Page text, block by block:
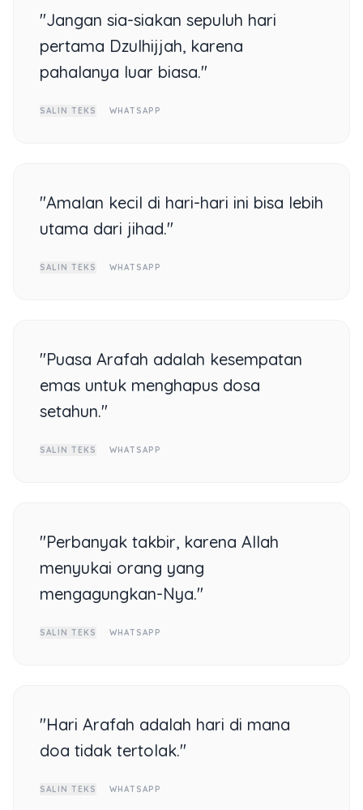
"Jangan sia-siakan sepuluh hari
pertama Dzulhijjah, karena
pahalanya luar biasa."
SALIN TEKS WHATSAPP
"Amalan kecil di hari-hari ini bisa lebih
utama dari jihad."
SALIN TEKS WHATSAPP
"Puasa Arafah adalah kesempatan
emas untuk menghapus dosa
setahun."
SALIN TEKS WHATSAPP
"Perbanyak takbir, karena Allah
menyukai orang yang
mengagungkan-Nya."
SALIN TEKS WHATSAPP
"Hari Arafah adalah hari di mana
doa tidak tertolak."
SALIN TEKS WHATSAPP